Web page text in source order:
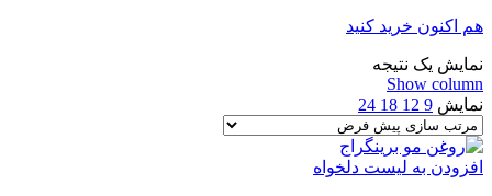
هم اکنون خرید کنید
نمایش یک نتیجه
Show column
نمایش 9
12
18
24
افزودن به لیست دلخواه